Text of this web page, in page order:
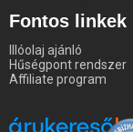
Fontos linkek
Illóolaj ajánló
Hűségpont rendszer
Affiliate program